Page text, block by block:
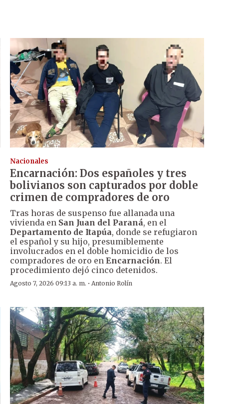
Nacionales
Encarnación: Dos españoles y tres
bolivianos son capturados por doble
crimen de compradores de oro
Tras horas de suspenso fue allanada una
vivienda en San Juan del Paraná, en el
Departamento de Itapúa, donde se refugiaron
el español y su hijo, presumiblemente
involucrados en el doble homicidio de los
compradores de oro en Encarnación. El
procedimiento dejó cinco detenidos.
Agosto 7, 2026 09:13 a. m. · Antonio Rolín